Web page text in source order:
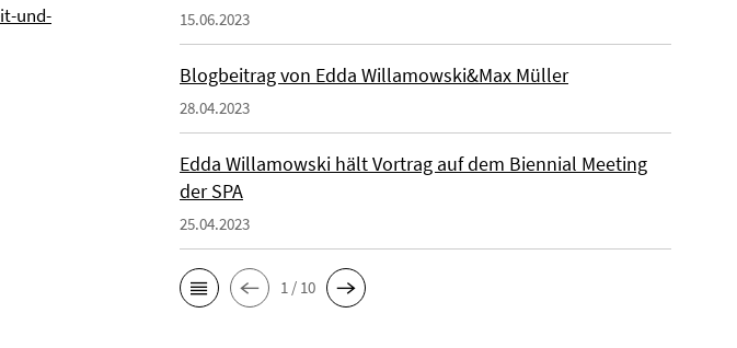
und-
15.06.2023
Blogbeitrag von Edda Willamowski&Max Müller
28.04.2023
Edda Willamowski hält Vortrag auf dem Biennial Meeting
der SPA
25.04.2023
1 / 10